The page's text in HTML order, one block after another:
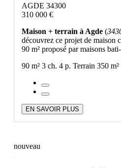
AGDE 34300
310 000 €
Maison + terrain à Agde (
découvrez ce projet de maison
90 m² proposé par maisons
90 m² 3 ch. 4 p. Terrain 350 m²
EN SAVOIR PLUS
nouveau